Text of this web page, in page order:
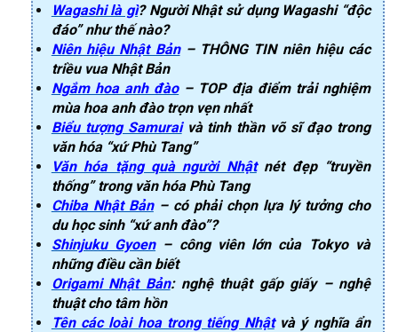
Wagashi là gì? Người Nhật sử dụng Wagashi “độc
đáo” như thế nào?
Niên hiệu Nhật Bản– THÔNG TIN niên hiệu các
triều vua Nhật Bản
Ngắm hoa anh đào– TOP địa điểm trải nghiệm
mùa hoa anh đào trọn vẹn nhất
Biểu tượng Samuraivà tinh thần võ sĩ đạo trong
văn hóa “xứ Phù Tang”
Văn hóa tặng quà người Nhậtnét đẹp “truyền
thống” trong văn hóa Phù Tang
Chiba Nhật Bản– có phải chọn lựa lý tưởng cho
du học sinh “xứ anh đào”?
Shinjuku Gyoen– công viên lớn của Tokyo và
những điều cần biết
Origami Nhật Bản: nghệ thuật gấp giấy – nghệ
thuật cho tâm hồn
Tên các loài hoa trong tiếng Nhậtvà ý nghĩa ẩn